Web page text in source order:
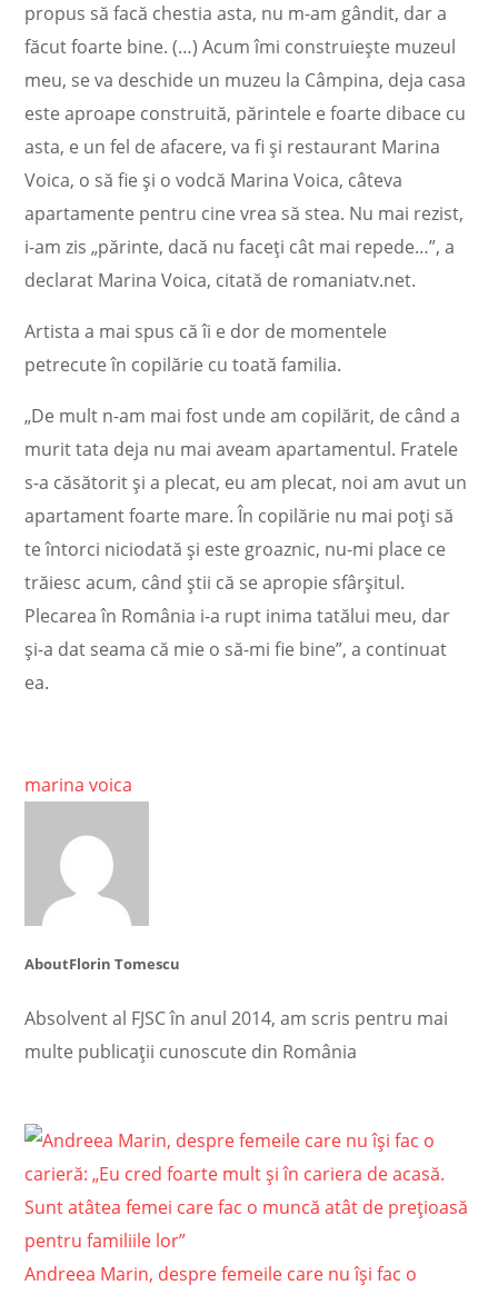
propus să facă chestia asta, nu m-am gândit, dar a
făcut foarte bine. (…) Acum îmi construiește muzeul
meu, se va deschide un muzeu la Câmpina, deja casa
este aproape construită, părintele e foarte dibace cu
asta, e un fel de afacere, va fi și restaurant Marina
Voica, o să fie și o vodcă Marina Voica, câteva
apartamente pentru cine vrea să stea. Nu mai rezist,
i-am zis „părinte, dacă nu faceți cât mai repede…”, a
declarat Marina Voica, citată de romaniatv.net.
Artista a mai spus că îi e dor de momentele
petrecute în copilărie cu toată familia.
„De mult n-am mai fost unde am copilărit, de când a
murit tata deja nu mai aveam apartamentul. Fratele
s-a căsătorit și a plecat, eu am plecat, noi am avut un
apartament foarte mare. În copilărie nu mai poți să
te întorci niciodată și este groaznic, nu-mi place ce
trăiesc acum, când știi că se apropie sfârșitul.
Plecarea în România i-a rupt inima tatălui meu, dar
și-a dat seama că mie o să-mi fie bine”, a continuat
ea.
marina voica
AboutFlorin Tomescu
Absolvent al FJSC în anul 2014, am scris pentru mai
multe publicații cunoscute din România
Andreea Marin, despre femeile care nu își fac o